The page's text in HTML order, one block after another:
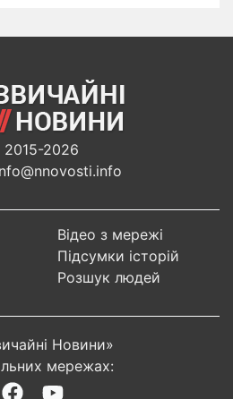
2026
Відео з мережі
Підсумки історій
Розшук людей
Новини»
мережах: